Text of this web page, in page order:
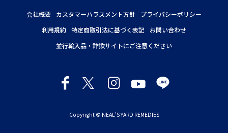
会社概要 カスタマーハラスメント方針
プライバシーポリシー
利用規約 特定商取引法に基づく表記
お問い合わせ
並行輸入品・詐欺サイトにご注意ください
Copyright © NEAL'S YARD REMEDIES